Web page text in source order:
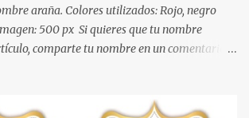
araña. Colores utilizados: Rojo, negro
500 px Si quieres que tu nombre
comparte tu nombre en un comentario y
con pósters Cama con diseño de ring de